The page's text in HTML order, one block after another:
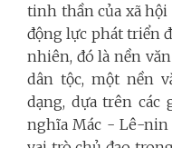
tinh thần của xã
động lực phát triển
nhiên, đó là nền
dân tộc, một nền
dạng, dựa trên các
nghĩa Mác - Lê-